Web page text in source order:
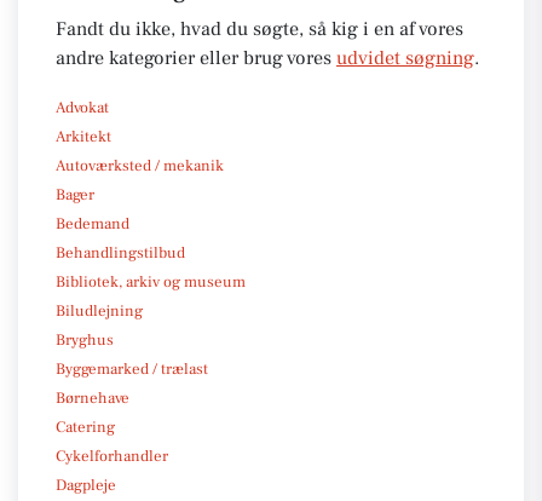
Fandt du ikke, hvad du søgte, så kig i en af vores
andre kategorier eller brug vores udvidet søgning.
Advokat
Arkitekt
Autoværksted / mekanik
Bager
Bedemand
Behandlingstilbud
Bibliotek, arkiv og museum
Biludlejning
Bryghus
Byggemarked / trælast
Børnehave
Catering
Cykelforhandler
Dagpleje